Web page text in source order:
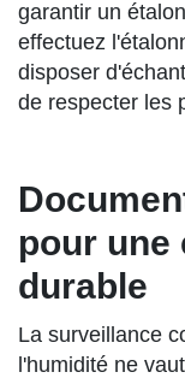
garantir un
effectuez
disposer
de respecter les
pour une
durable
La surveillance
l'humidité ne